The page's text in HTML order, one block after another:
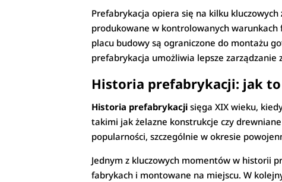
Prefabrykacja opiera się na kilku kluczowych
produkowane w kontrolowanych warunkach
placu budowy są ograniczone do montażu
prefabrykacja umożliwia lepsze zarządzanie
Historia prefabrykacji: jak to
Historia prefabrykacji sięga XIX wieku,
takimi jak żelazne konstrukcje czy
popularności, szczególnie w okresie
Jednym z kluczowych momentów w historii
fabrykach i montowane na miejscu. W